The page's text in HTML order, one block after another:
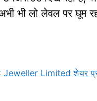
भी लो लेवल पर घूम
Jeweller Limited शेयर